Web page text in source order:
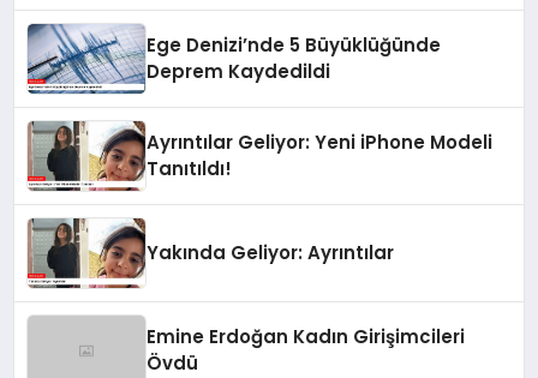
Ege Denizi’nde 5 Büyüklüğünde
Deprem Kaydedildi
Ayrıntılar Geliyor: Yeni iPhone Modeli
Tanıtıldı!
Yakında Geliyor: Ayrıntılar
Emine Erdoğan Kadın Girişimcileri
Övdü